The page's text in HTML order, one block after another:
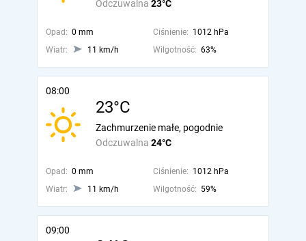
Odczuwalna 23°C
Opad: 0 mm Ciśnienie: 1012 hPa
Wiatr:
11 km/h Wilgotność: 63%
08:00
23°C
Odczuwalna 24°C
Zachmurzenie małe, pogodnie
Opad: 0 mm Ciśnienie: 1012 hPa
Wiatr:
11 km/h Wilgotność: 59%
09:00